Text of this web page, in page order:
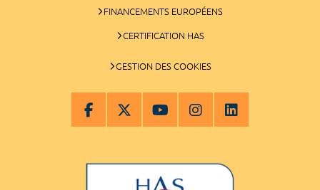
FINANCEMENTS EUROPÉENS
CERTIFICATION HAS
GESTION DES COOKIES